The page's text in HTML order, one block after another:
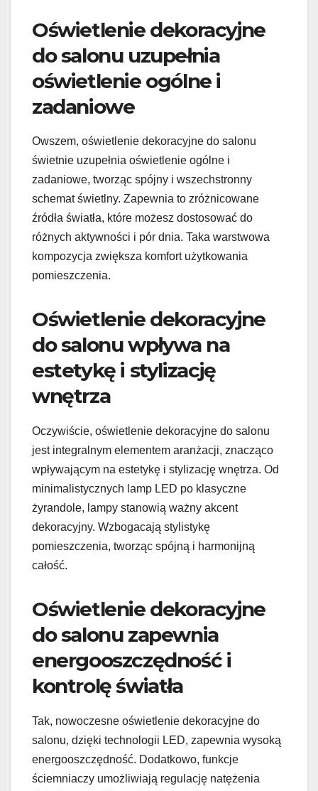
Oświetlenie dekoracyjne
do salonu uzupełnia
oświetlenie ogólne i
zadaniowe
Owszem, oświetlenie dekoracyjne do salonu
świetnie uzupełnia oświetlenie ogólne i
zadaniowe, tworząc spójny i wszechstronny
schemat świetlny. Zapewnia to zróżnicowane
źródła światła, które możesz dostosować do
różnych aktywności i pór dnia. Taka warstwowa
kompozycja zwiększa komfort użytkowania
pomieszczenia.
Oświetlenie dekoracyjne
do salonu wpływa na
estetykę i stylizację
wnętrza
Oczywiście, oświetlenie dekoracyjne do salonu
jest integralnym elementem aranżacji, znacząco
wpływającym na estetykę i stylizację wnętrza. Od
minimalistycznych lamp LED po klasyczne
żyrandole, lampy stanowią ważny akcent
dekoracyjny. Wzbogacają stylistykę
pomieszczenia, tworząc spójną i harmonijną
całość.
Oświetlenie dekoracyjne
do salonu zapewnia
energooszczędność i
kontrolę światła
Tak, nowoczesne oświetlenie dekoracyjne do
salonu, dzięki technologii LED, zapewnia wysoką
energooszczędność. Dodatkowo, funkcje
ściemniaczy umożliwiają regulację natężenia